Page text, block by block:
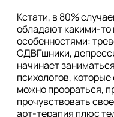
Кстати, в 80%
обладают какими-
особенностями:
СДВГшники,
начинает
психологов,
можно проораться,
прочувствовать
арт-терапия плюс